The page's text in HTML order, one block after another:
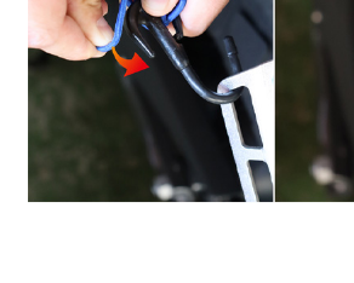
価格：2,420円（本体価格